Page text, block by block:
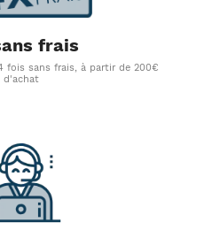
frais
fois sans frais, à partir de 200€
d'achat